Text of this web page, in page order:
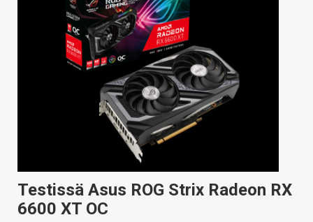
Testissä Asus ROG Strix Radeon RX
6600 XT OC